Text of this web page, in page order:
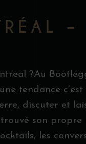
?Au
tendance
discuter et
son propre
les